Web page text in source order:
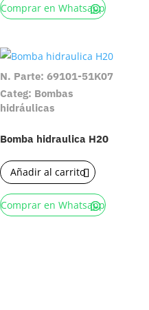
Comprar en Whatsapp
N. Parte: 69101-51K07
Categ: Bombas
hidráulicas
Bomba hidraulica H20
Añadir al carrito
Comprar en Whatsapp